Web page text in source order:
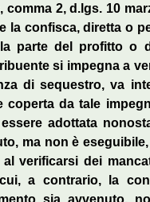
comma 2, d.lgs. 10
la confisca, diretta o
parte del profitto o
si impegna a
di sequestro, va
coperta da tale
adottata
ma non è
verificarsi dei
a contrario, la
sia avvenuto,